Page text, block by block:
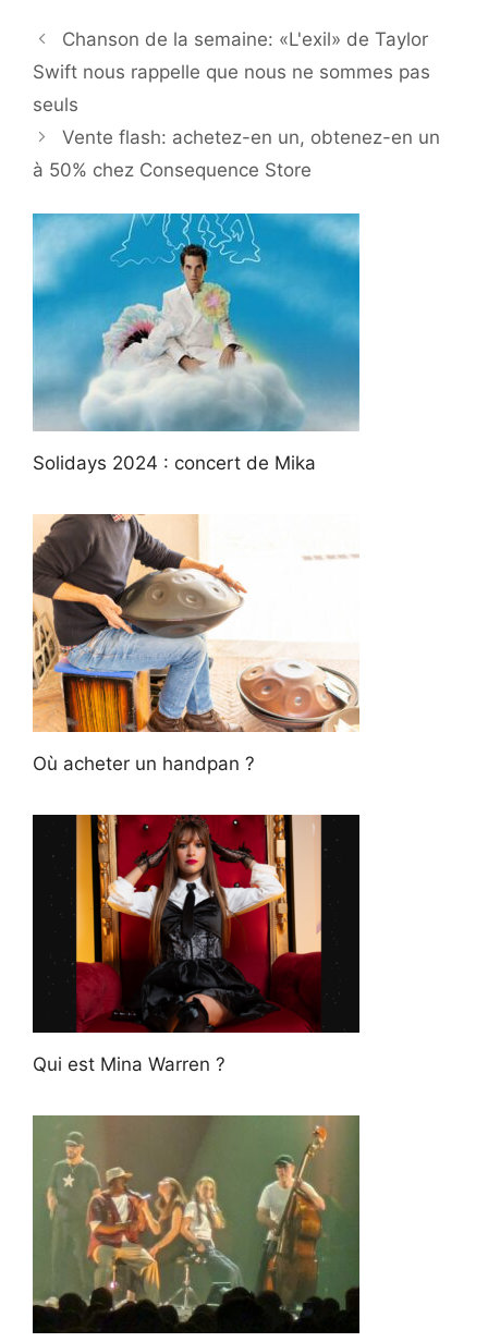
Chanson de la semaine: «L'exil» de Taylor
Swift nous rappelle que nous ne sommes pas
seuls
Vente flash: achetez-en un, obtenez-en un
à 50% chez Consequence Store
Solidays 2024 : concert de Mika
Où acheter un handpan ?
Qui est Mina Warren ?